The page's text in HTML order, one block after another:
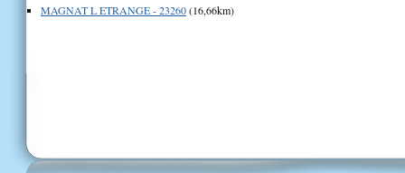
MAGNAT L ETRANGE - 23260(16,66km)